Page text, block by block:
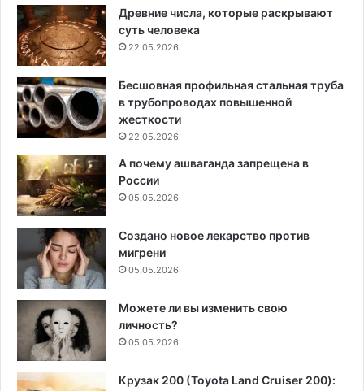
Древние числа, которые раскрывают
суть человека
22.05.2026
Бесшовная профильная стальная труба
в трубопроводах повышенной
жесткости
22.05.2026
А почему ашваганда запрещена в
России
05.05.2026
Создано новое лекарство против
мигрени
05.05.2026
Можете ли вы изменить свою
личность?
05.05.2026
Крузак 200 (Toyota Land Cruiser 200):